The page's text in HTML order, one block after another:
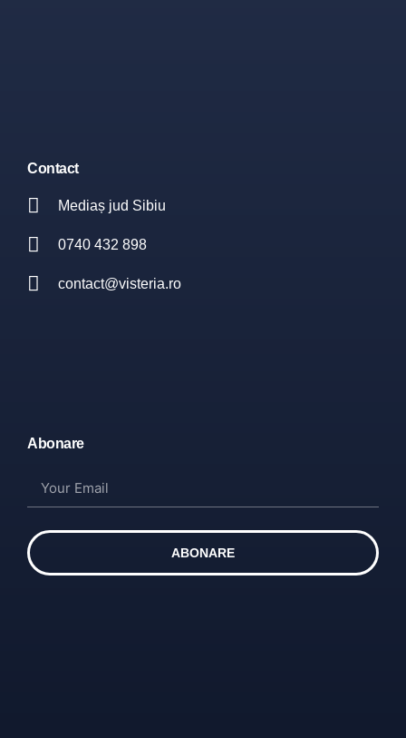
Contact
Mediaș jud Sibiu
0740 432 898
contact@visteria.ro
Abonare
ABONARE